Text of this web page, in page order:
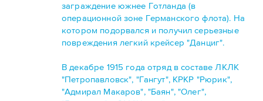
заграждение южнее Готланда (в
операционной зоне Германского флота). На
котором подорвался и получил серьезные
повреждения легкий крейсер "Данциг".
В декабре 1915 года отряд в составе ЛКЛК
"Петропавловск", "Гангут", КРКР "Рюрик",
"Адмирал Макаров", "Баян", "Олег",